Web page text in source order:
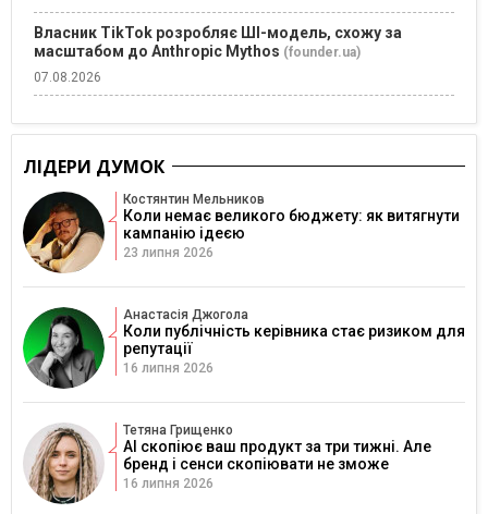
Власник TikTok розробляє ШІ-модель, схожу за
масштабом до Anthropic Mythos (founder.ua)
07.08.2026
ЛІДЕРИ ДУМОК
Костянтин Мельников
Коли немає великого бюджету: як витягнути
кампанію ідеєю
23 липня 2026
Анастасія Джогола
Коли публічність керівника стає ризиком для
репутації
16 липня 2026
Тетяна Грищенко
AI скопіює ваш продукт за три тижні. Але
бренд і сенси скопіювати не зможе
16 липня 2026